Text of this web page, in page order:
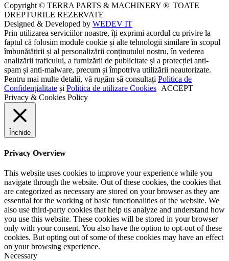
Copyright © TERRA PARTS & MACHINERY ®| TOATE
DREPTURILE REZERVATE
Designed & Developed by WEDEV IT
Prin utilizarea serviciilor noastre, îți exprimi acordul cu privire la
faptul că folosim module cookie și alte tehnologii similare în scopul
îmbunătățirii și al personalizării conținutului nostru, în vederea
analizării traficului, a furnizării de publicitate și a protecției anti-
spam și anti-malware, precum și împotriva utilizării neautorizate.
Pentru mai multe detalii, vă rugăm să consultați Politica de
Confidențialitate și Politica de utilizare Cookies ACCEPT
Privacy & Cookies Policy
Închide
Privacy Overview
This website uses cookies to improve your experience while you
navigate through the website. Out of these cookies, the cookies that
are categorized as necessary are stored on your browser as they are
essential for the working of basic functionalities of the website. We
also use third-party cookies that help us analyze and understand how
you use this website. These cookies will be stored in your browser
only with your consent. You also have the option to opt-out of these
cookies. But opting out of some of these cookies may have an effect
on your browsing experience.
Necessary